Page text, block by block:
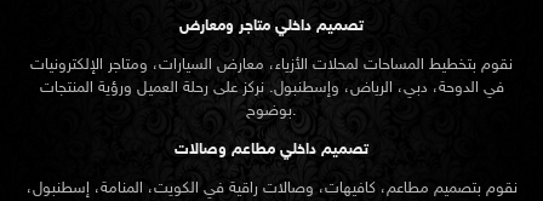
تصميم داخلي متاجر ومعارض
نقوم بتخطيط المساحات لمحلات الأزياء، معارض السيارات، ومتاجر الإلكترونيات
في الدوحة، دبي، الرياض، وإسطنبول. نركز على رحلة العميل ورؤية المنتجات
بوضوح.
تصميم داخلي مطاعم وصالات
نقوم بتصميم مطاعم، كافيهات، وصالات راقية في الكويت، المنامة، إسطنبول،